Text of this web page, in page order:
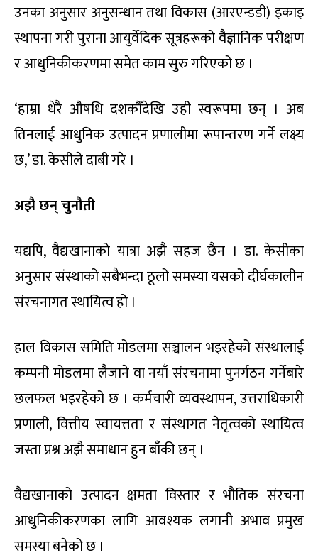
उनका अनुसार अनुसन्धान तथा विकास (आरएन्डडी) इकाइ
स्थापना गरी पुराना आयुर्वेदिक सूत्रहरूको वैज्ञानिक परीक्षण
र आधुनिकीकरणमा समेत काम सुरु गरिएको छ ।
‘हाम्रा धेरै औषधि दशकौँदेखि उही स्वरूपमा छन् । अब
तिनलाई आधुनिक उत्पादन प्रणालीमा रूपान्तरण गर्ने लक्ष्य
छ,’ डा. केसीले दाबी गरे ।
अझै छन् चुनौती
यद्यपि, वैद्यखानाको यात्रा अझै सहज छैन । डा. केसीका
अनुसार संस्थाको सबैभन्दा ठूलो समस्या यसको दीर्घकालीन
संरचनागत स्थायित्व हो ।
हाल विकास समिति मोडलमा सञ्चालन भइरहेको संस्थालाई
कम्पनी मोडलमा लैजाने वा नयाँ संरचनामा पुनर्गठन गर्नेबारे
छलफल भइरहेको छ । कर्मचारी व्यवस्थापन, उत्तराधिकारी
प्रणाली, वित्तीय स्वायत्तता र संस्थागत नेतृत्वको स्थायित्व
जस्ता प्रश्न अझै समाधान हुन बाँकी छन् ।
वैद्यखानाको उत्पादन क्षमता विस्तार र भौतिक संरचना
आधुनिकीकरणका लागि आवश्यक लगानी अभाव प्रमुख
समस्या बनेको छ ।